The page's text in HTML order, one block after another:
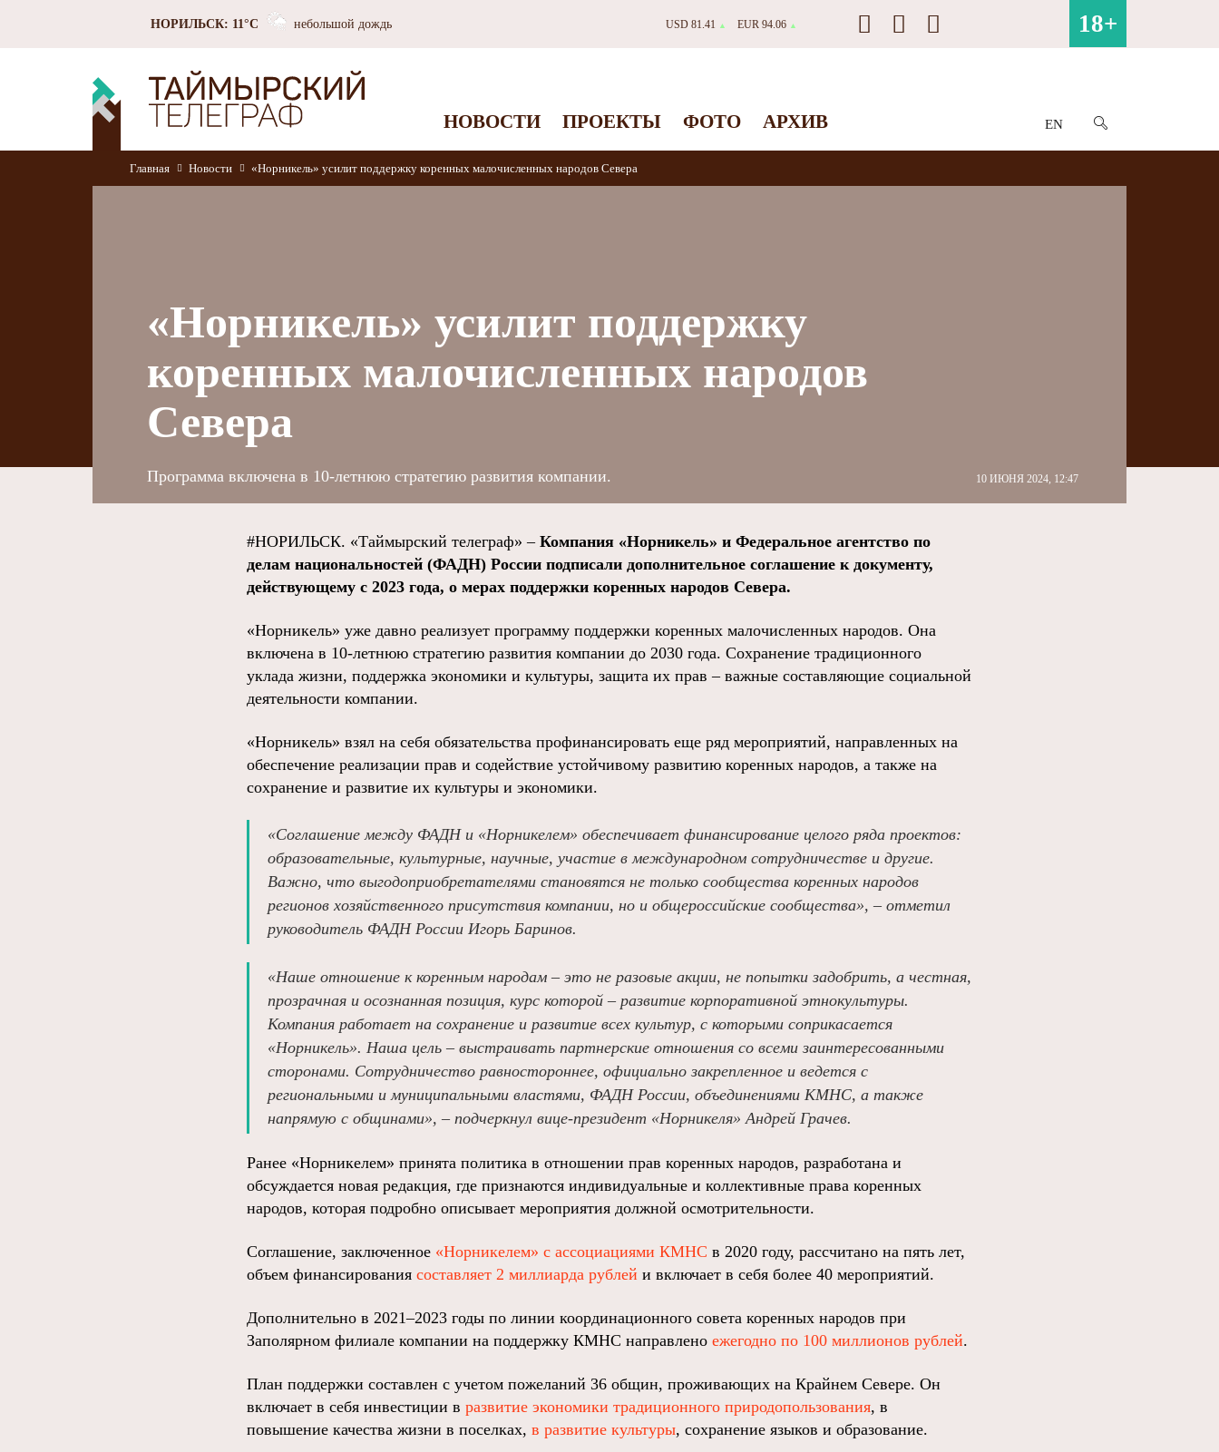
НОРИЛЬСК: 11°C небольшой дождь USD 81.41 ▲ EUR 94.06 ▲ 18+
НОВОСТИ ПРОЕКТЫ ФОТО АРХИВ EN
Главная Новости «Норникель» усилит поддержку коренных малочисленных народов Севера
«Норникель» усилит поддержку
коренных малочисленных народов
Севера
10 ИЮНЯ 2024, 12:47
Программа включена в 10-летнюю стратегию развития компании.
#НОРИЛЬСК. «Таймырский телеграф» – Компания «Норникель» и Федеральное агентство по
делам национальностей (ФАДН) России подписали дополнительное соглашение к документу,
действующему с 2023 года, о мерах поддержки коренных народов Севера.
«Норникель» уже давно реализует программу поддержки коренных малочисленных народов. Она
включена в 10-летнюю стратегию развития компании до 2030 года. Сохранение традиционного
уклада жизни, поддержка экономики и культуры, защита их прав – важные составляющие социальной
деятельности компании.
«Норникель» взял на себя обязательства профинансировать еще ряд мероприятий, направленных на
обеспечение реализации прав и содействие устойчивому развитию коренных народов, а также на
сохранение и развитие их культуры и экономики.
«Соглашение между ФАДН и «Норникелем» обеспечивает финансирование целого ряда проектов:
образовательные, культурные, научные, участие в международном сотрудничестве и другие.
Важно, что выгодоприобретателями становятся не только сообщества коренных народов
регионов хозяйственного присутствия компании, но и общероссийские сообщества», – отметил
руководитель ФАДН России Игорь Баринов.
«Наше отношение к коренным народам – это не разовые акции, не попытки задобрить, а честная,
прозрачная и осознанная позиция, курс которой – развитие корпоративной этнокультуры.
Компания работает на сохранение и развитие всех культур, с которыми соприкасается
«Норникель». Наша цель – выстраивать партнерские отношения со всеми заинтересованными
сторонами. Сотрудничество равностороннее, официально закрепленное и ведется с
региональными и муниципальными властями, ФАДН России, объединениями КМНС, а также
напрямую с общинами», – подчеркнул вице-президент «Норникеля» Андрей Грачев.
Ранее «Норникелем» принята политика в отношении прав коренных народов, разработана и
обсуждается новая редакция, где признаются индивидуальные и коллективные права коренных
народов, которая подробно описывает мероприятия должной осмотрительности.
Соглашение, заключенное «Норникелем» с ассоциациями КМНС в 2020 году, рассчитано на пять лет,
объем финансирования составляет 2 миллиарда рублей и включает в себя более 40 мероприятий.
Дополнительно в 2021–2023 годы по линии координационного совета коренных народов при
Заполярном филиале компании на поддержку КМНС направлено ежегодно по 100 миллионов рублей.
План поддержки составлен с учетом пожеланий 36 общин, проживающих на Крайнем Севере. Он
включает в себя инвестиции в развитие экономики традиционного природопользования, в
повышение качества жизни в поселках, в развитие культуры, сохранение языков и образование.